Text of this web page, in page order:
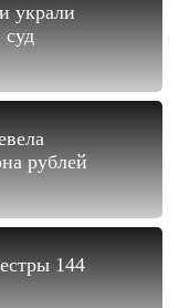
украли
рублей
144